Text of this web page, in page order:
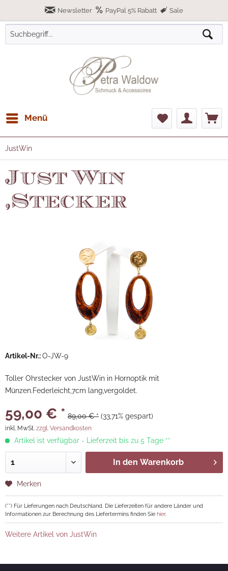
Newsletter PayPal 5% Rabatt Sale
Menü
JustWin
Just Win
,Stecker
Artikel-Nr.:O-JW-9
Toller Ohrstecker von JustWin in Hornoptik mit
Münzen.Federleicht,7cm lang,vergoldet.
59,00 € * 89,00 € * (33,71% gespart)
inkl. MwSt. zzgl. Versandkosten
Artikel ist verfügbar - Lieferzeit bis zu 5 Tage **
In den Warenkorb
Merken
(**) Für Lieferungen nach Deutschland. Die Lieferzeiten für andere Länder und
Informationen zur Berechnung des Liefertermins finden Sie hier.
Weitere Artikel von JustWin